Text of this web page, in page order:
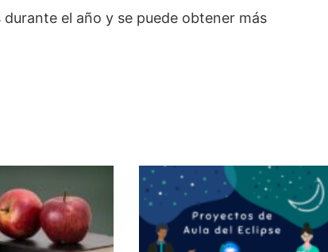
el año y se puede obtener más